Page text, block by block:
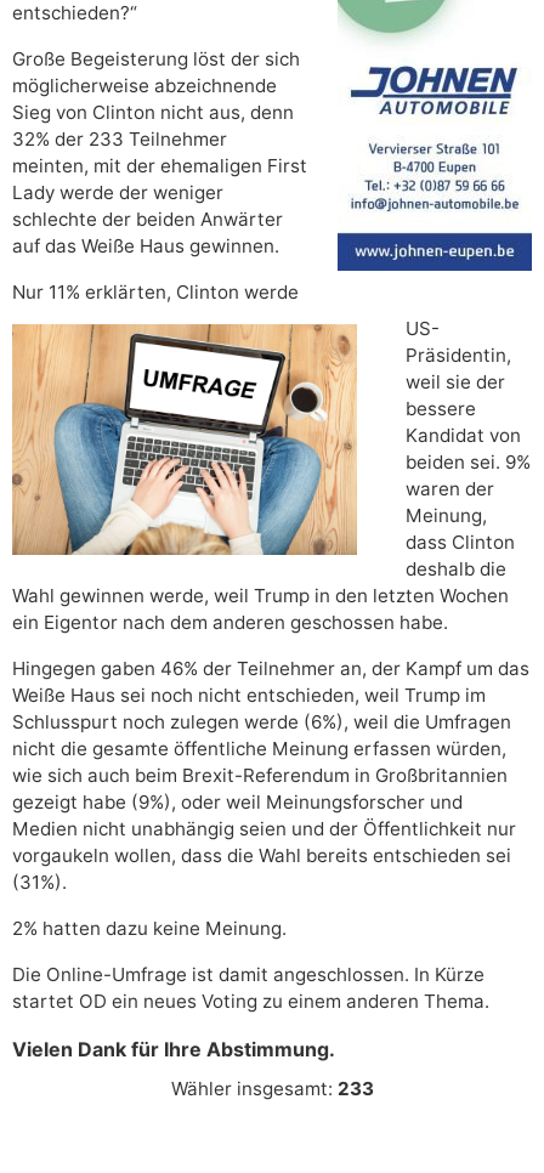
entschieden?“
Große Begeisterung löst der sich
möglicherweise abzeichnende
Sieg von Clinton nicht aus, denn
32% der 233 Teilnehmer
meinten, mit der ehemaligen First
Lady werde der weniger
schlechte der beiden Anwärter
auf das Weiße Haus gewinnen.
Nur 11% erklärten, Clinton werde
US-
Präsidentin,
weil sie der
bessere
Kandidat von
beiden sei. 9%
waren der
Meinung,
dass Clinton
deshalb die
Wahl gewinnen werde, weil Trump in den letzten Wochen
ein Eigentor nach dem anderen geschossen habe.
Hingegen gaben 46% der Teilnehmer an, der Kampf um das
Weiße Haus sei noch nicht entschieden, weil Trump im
Schlusspurt noch zulegen werde (6%), weil die Umfragen
nicht die gesamte öffentliche Meinung erfassen würden,
wie sich auch beim Brexit-Referendum in Großbritannien
gezeigt habe (9%), oder weil Meinungsforscher und
Medien nicht unabhängig seien und der Öffentlichkeit nur
vorgaukeln wollen, dass die Wahl bereits entschieden sei
(31%).
2% hatten dazu keine Meinung.
Die Online-Umfrage ist damit angeschlossen. In Kürze
startet OD ein neues Voting zu einem anderen Thema.
Vielen Dank für Ihre Abstimmung.
Wähler insgesamt: 233